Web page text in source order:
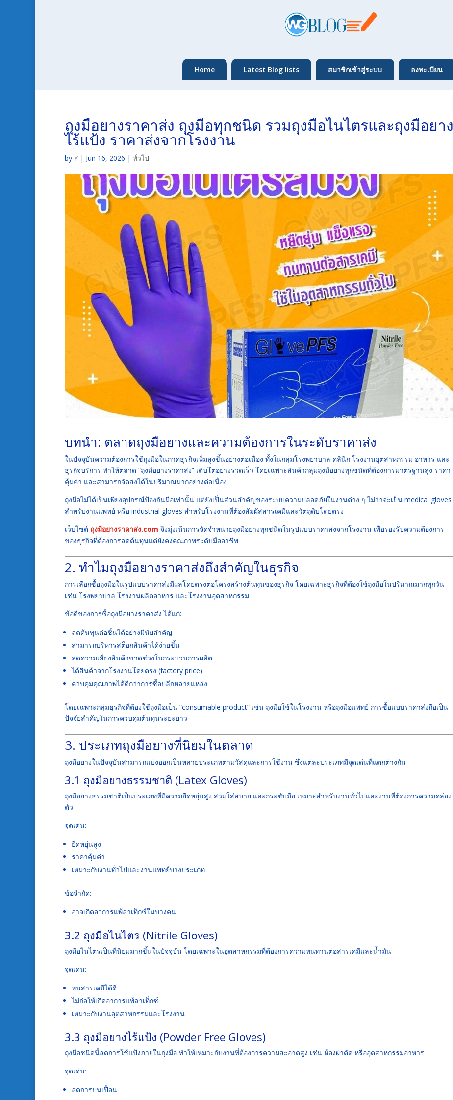
Home Latest Blog lists สมาชิกเข้าสู่ระบบ ลงทะเบียน
ถุงมือยางราคาส่ง ถุงมือทุกชนิด รวมถุงมือไนไตรและถุงมือยาง
ไร้แป้ง ราคาส่งจากโรงงาน
by Y | Jun 16, 2026 | ทั่วไป
บทนำ: ตลาดถุงมือยางและความต้องการในระดับราคาส่ง
ในปัจจุบันความต้องการใช้ถุงมือในภาคธุรกิจเพิ่มสูงขึ้นอย่างต่อเนื่อง ทั้งในกลุ่มโรงพยาบาล คลินิก โรงงานอุตสาหกรรม อาหาร และ
ธุรกิจบริการ ทำให้ตลาด “ถุงมือยางราคาส่ง” เติบโตอย่างรวดเร็ว โดยเฉพาะสินค้ากลุ่มถุงมือยางทุกชนิดที่ต้องการมาตรฐานสูง ราคา
คุ้มค่า และสามารถจัดส่งได้ในปริมาณมากอย่างต่อเนื่อง
ถุงมือไม่ได้เป็นเพียงอุปกรณ์ป้องกันมือเท่านั้น แต่ยังเป็นส่วนสำคัญของระบบความปลอดภัยในงานต่าง ๆ ไม่ว่าจะเป็น medical gloves
สำหรับงานแพทย์ หรือ industrial gloves สำหรับโรงงานที่ต้องสัมผัสสารเคมีและวัตถุดิบโดยตรง
เว็บไซต์ ถุงมือยางราคาส่ง.com จึงมุ่งเน้นการจัดจำหน่ายถุงมือยางทุกชนิดในรูปแบบราคาส่งจากโรงงาน เพื่อรองรับความต้องการ
ของธุรกิจที่ต้องการลดต้นทุนแต่ยังคงคุณภาพระดับมืออาชีพ
2. ทำไมถุงมือยางราคาส่งถึงสำคัญในธุรกิจ
การเลือกซื้อถุงมือในรูปแบบราคาส่งมีผลโดยตรงต่อโครงสร้างต้นทุนของธุรกิจ โดยเฉพาะธุรกิจที่ต้องใช้ถุงมือในปริมาณมากทุกวัน
เช่น โรงพยาบาล โรงงานผลิตอาหาร และโรงงานอุตสาหกรรม
ข้อดีของการซื้อถุงมือยางราคาส่ง ได้แก่:
ลดต้นทุนต่อชิ้นได้อย่างมีนัยสำคัญ
สามารถบริหารสต็อกสินค้าได้ง่ายขึ้น
ลดความเสี่ยงสินค้าขาดช่วงในกระบวนการผลิต
ได้สินค้าจากโรงงานโดยตรง (factory price)
ควบคุมคุณภาพได้ดีกว่าการซื้อปลีกหลายแหล่ง
โดยเฉพาะกลุ่มธุรกิจที่ต้องใช้ถุงมือเป็น “consumable product” เช่น ถุงมือใช้ในโรงงาน หรือถุงมือแพทย์ การซื้อแบบราคาส่งถือเป็น
ปัจจัยสำคัญในการควบคุมต้นทุนระยะยาว
3. ประเภทถุงมือยางที่นิยมในตลาด
ถุงมือยางในปัจจุบันสามารถแบ่งออกเป็นหลายประเภทตามวัสดุและการใช้งาน ซึ่งแต่ละประเภทมีจุดเด่นที่แตกต่างกัน
3.1 ถุงมือยางธรรมชาติ (Latex Gloves)
ถุงมือยางธรรมชาติเป็นประเภทที่มีความยืดหยุ่นสูง สวมใส่สบาย และกระชับมือ เหมาะสำหรับงานทั่วไปและงานที่ต้องการความคล่อง
ตัว
จุดเด่น:
ยืดหยุ่นสูง
ราคาคุ้มค่า
เหมาะกับงานทั่วไปและงานแพทย์บางประเภท
ข้อจำกัด:
อาจเกิดอาการแพ้ลาเท็กซ์ในบางคน
3.2 ถุงมือไนไตร (Nitrile Gloves)
ถุงมือไนไตรเป็นที่นิยมมากขึ้นในปัจจุบัน โดยเฉพาะในอุตสาหกรรมที่ต้องการความทนทานต่อสารเคมีและน้ำมัน
จุดเด่น:
ทนสารเคมีได้ดี
ไม่ก่อให้เกิดอาการแพ้ลาเท็กซ์
เหมาะกับงานอุตสาหกรรมและโรงงาน
3.3 ถุงมือยางไร้แป้ง (Powder Free Gloves)
ถุงมือชนิดนี้ลดการใช้แป้งภายในถุงมือ ทำให้เหมาะกับงานที่ต้องการความสะอาดสูง เช่น ห้องผ่าตัด หรืออุตสาหกรรมอาหาร
จุดเด่น:
ลดการปนเปื้อน